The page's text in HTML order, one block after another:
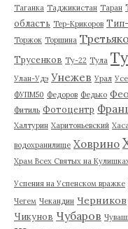
Таганка Таджикистан Таран
область Тер-Крикоров
Торжок Торшина
Трусенков Ту-22 Тула
Улан-Удэ Унежев Урал
ФУПМ50 Федоров Федько
Фитиль Фотоцентр
Халтурин Харитоньевский
водохранилище Ховрино
Храм Всех Святых на
Успения на Успенском вражке
Чегем Чекандин Черников
Чикунов Чубаров